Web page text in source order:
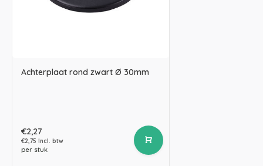
Achterplaat rond zwart Ø 30mm
€2,27
€2,75 Incl. btw
per stuk